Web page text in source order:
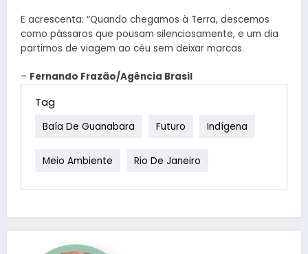
E acrescenta: “Quando chegamos à Terra, descemos
como pássaros que pousam silenciosamente, e um dia
partimos de viagem ao céu sem deixar marcas.
– Fernando Frazão/Agência Brasil
Tag
Baía De Guanabara Futuro Indígena
Meio Ambiente Rio De Janeiro